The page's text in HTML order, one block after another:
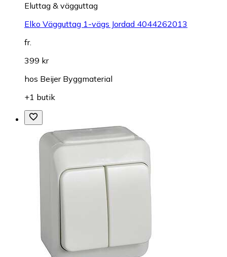
Eluttag & vägguttag
Elko Vägguttag 1-vägs Jordad 4044262013
fr.
399 kr
hos Beijer Byggmaterial
+1 butik